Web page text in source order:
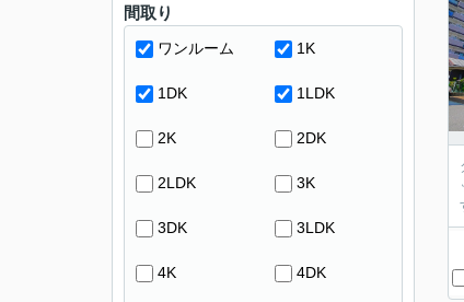
間取り
ワンルーム 1K
1DK 1LDK
2K 2DK
2LDK 3K
3DK 3LDK
4K 4DK